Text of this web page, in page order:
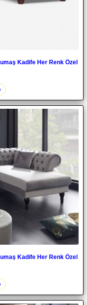
Kadife Her Renk Özel
Kadife Her Renk Özel